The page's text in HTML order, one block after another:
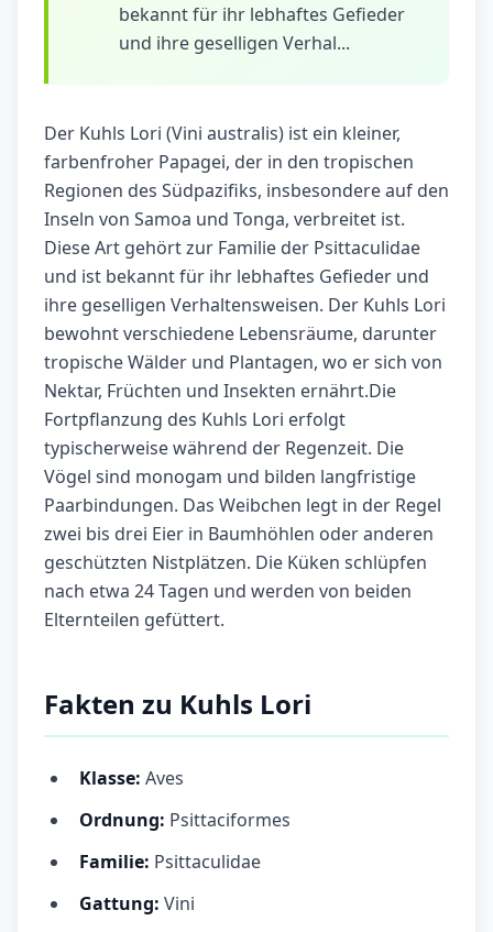
bekannt für ihr lebhaftes Gefieder
und ihre geselligen Verhal...
Der Kuhls Lori (Vini australis) ist ein kleiner,
farbenfroher Papagei, der in den tropischen
Regionen des Südpazifiks, insbesondere auf den
Inseln von Samoa und Tonga, verbreitet ist.
Diese Art gehört zur Familie der Psittaculidae
und ist bekannt für ihr lebhaftes Gefieder und
ihre geselligen Verhaltensweisen. Der Kuhls Lori
bewohnt verschiedene Lebensräume, darunter
tropische Wälder und Plantagen, wo er sich von
Nektar, Früchten und Insekten ernährt.Die
Fortpflanzung des Kuhls Lori erfolgt
typischerweise während der Regenzeit. Die
Vögel sind monogam und bilden langfristige
Paarbindungen. Das Weibchen legt in der Regel
zwei bis drei Eier in Baumhöhlen oder anderen
geschützten Nistplätzen. Die Küken schlüpfen
nach etwa 24 Tagen und werden von beiden
Elternteilen gefüttert.
Fakten zu Kuhls Lori
Klasse: Aves
Ordnung: Psittaciformes
Familie: Psittaculidae
Gattung: Vini